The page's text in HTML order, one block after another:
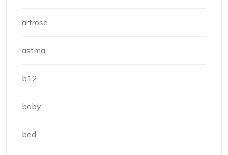
artrose
astma
b12
baby
bed